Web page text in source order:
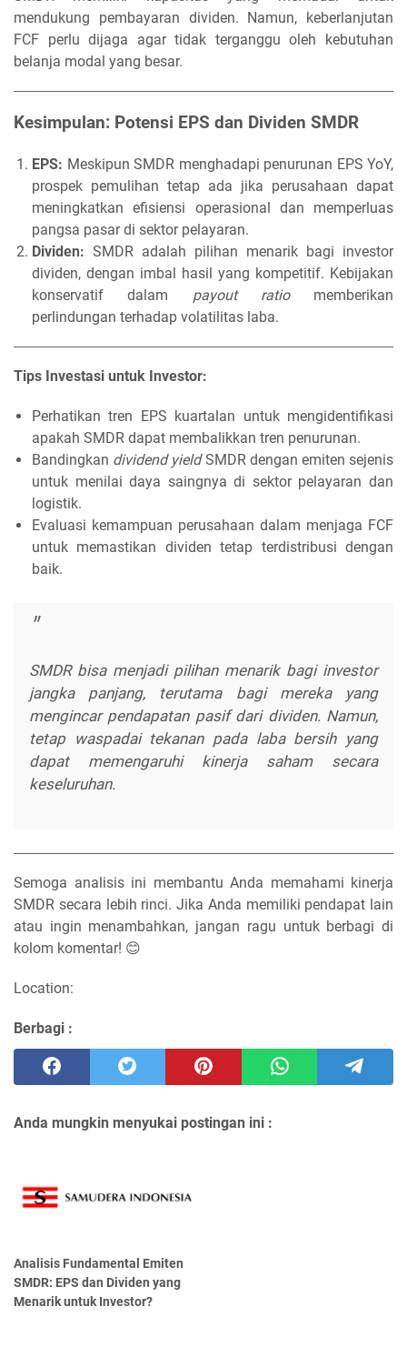
mendukung pembayaran dividen. Namun, keberlanjutan
FCF perlu dijaga agar tidak terganggu oleh kebutuhan
belanja modal yang besar.
Kesimpulan: Potensi EPS dan Dividen SMDR
EPS: Meskipun SMDR menghadapi penurunan EPS YoY,
prospek pemulihan tetap ada jika perusahaan dapat
meningkatkan efisiensi operasional dan memperluas
pangsa pasar di sektor pelayaran.
Dividen: SMDR adalah pilihan menarik bagi investor
dividen, dengan imbal hasil yang kompetitif. Kebijakan
konservatif dalam payout ratiomemberikan
perlindungan terhadap volatilitas laba.
Tips Investasi untuk Investor:
Perhatikan tren EPS kuartalan untuk mengidentifikasi
apakah SMDR dapat membalikkan tren penurunan.
Bandingkan dividend yieldSMDR dengan emiten sejenis
untuk menilai daya saingnya di sektor pelayaran dan
logistik.
Evaluasi kemampuan perusahaan dalam menjaga FCF
untuk memastikan dividen tetap terdistribusi dengan
baik.
SMDR bisa menjadi pilihan menarik bagi investor
jangka panjang, terutama bagi mereka yang
mengincar pendapatan pasif dari dividen. Namun,
tetap waspadai tekanan pada laba bersih yang
dapat memengaruhi kinerja saham secara
keseluruhan.
Semoga analisis ini membantu Anda memahami kinerja
SMDR secara lebih rinci. Jika Anda memiliki pendapat lain
atau ingin menambahkan, jangan ragu untuk berbagi di
kolom komentar! 😊
Location:
Berbagi :
Anda mungkin menyukai postingan ini :
Analisis Fundamental Emiten
SMDR: EPS dan Dividen yang
Menarik untuk Investor?